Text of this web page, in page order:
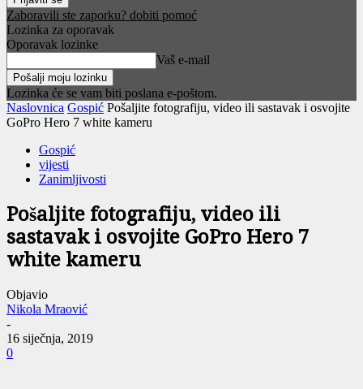
Zaboravili ste zaporku? dobiti pomoć
Lozinka za oporavak
Oporavak lozinke
Vaš e-mail
Lozinka će se vam biti poslana e-poštom.
Naslovnica Gospić Pošaljite fotografiju, video ili sastavak i osvojite
GoPro Hero 7 white kameru
Gospić
vijesti
Zanimljivosti
Pošaljite fotografiju, video ili
sastavak i osvojite GoPro Hero 7
white kameru
Objavio
Nikola Mraović
-
16 siječnja, 2019
0